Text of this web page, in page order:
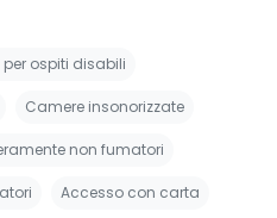
per ospiti disabili
Camere insonorizzate
non fumatori
Accesso con carta